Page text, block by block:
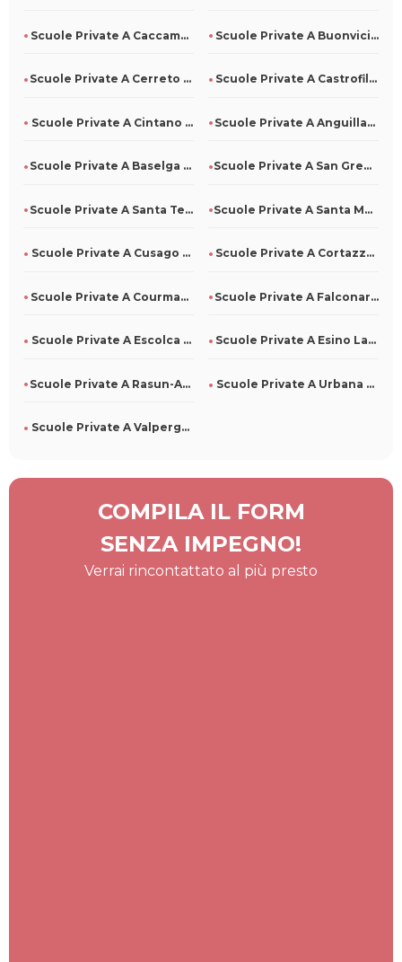
Scuole Private A Caccamo Per Tutti Scuole Private A Buonvicino Per Tutti
Scuole Private A Cerreto Di Spoleto Per Tutti Scuole Private A Castrofilippo Per Tutti
Scuole Private A Cintano Per Tutti Scuole Private A Anguillara Veneta Per Tutti
Scuole Private A Baselga Di Pinè Per Tutti Scuole Private A San Gregorio D'Ippona Per Tutti
Scuole Private A Santa Teresa Di Riva Per Tutti Scuole Private A Santa Maria La Carità Per Tutti
Scuole Private A Cusago Per Tutti Scuole Private A Cortazzone Per Tutti
Scuole Private A Courmayeur Per Tutti Scuole Private A Falconara Albanese Per Tutti
Scuole Private A Escolca Per Tutti Scuole Private A Esino Lario Per Tutti
Scuole Private A Rasun-Anterselva Per Tutti Scuole Private A Urbana Per Tutti
Scuole Private A Valperga Per Tutti
COMPILA IL FORM
SENZA IMPEGNO!
Verrai rincontattato al più presto